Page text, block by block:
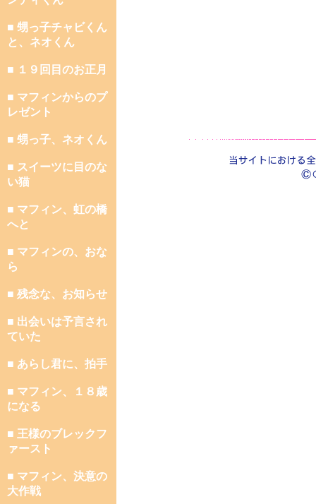
■ 甥っ子チャビくん
と、ネオくん
■ １９回目のお正月
■ マフィンからのプ
レゼント
■ 甥っ子、ネオくん
■ スイーツに目のな
い猫
■ マフィン、虹の橋
へと
■ マフィンの、おな
ら
■ 残念な、お知らせ
■ 出会いは予言され
ていた
■ あらし君に、拍手
■ マフィン、１８歳
になる
■ 王様のブレックフ
ァースト
■ マフィン、決意の
大作戦